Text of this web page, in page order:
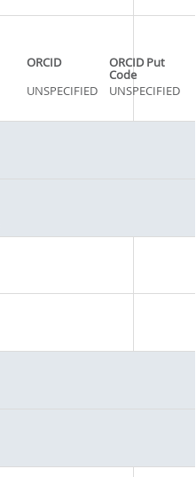
ORCID ORCID Put
Code
UNSPECIFIED UNSPECIFIED